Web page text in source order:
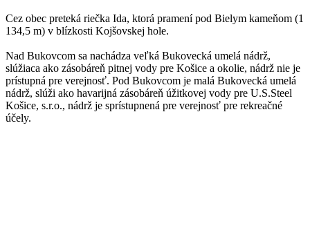
Cez obec preteká riečka Ida, ktorá pramení pod Bielym kameňom (1
134,5 m) v blízkosti Kojšovskej hole.
Nad Bukovcom sa nachádza veľká Bukovecká umelá nádrž,
slúžiaca ako zásobáreň pitnej vody pre Košice a okolie, nádrž nie je
prístupná pre verejnosť. Pod Bukovcom je malá Bukovecká umelá
nádrž, slúži ako havarijná zásobáreň úžitkovej vody pre U.S.Steel
Košice, s.r.o., nádrž je sprístupnená pre verejnosť pre rekreačné
účely.